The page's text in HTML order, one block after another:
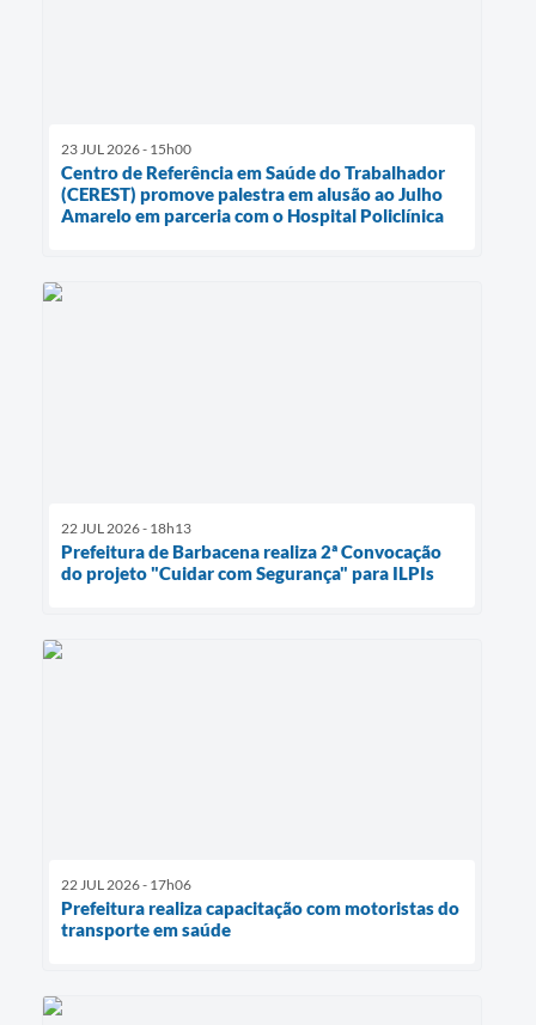
23 JUL 2026 - 15h00
Centro de Referência em Saúde do Trabalhador
(CEREST) promove palestra em alusão ao Julho
Amarelo em parceria com o Hospital Policlínica
22 JUL 2026 - 18h13
Prefeitura de Barbacena realiza 2ª Convocação
do projeto "Cuidar com Segurança" para ILPIs
22 JUL 2026 - 17h06
Prefeitura realiza capacitação com motoristas do
transporte em saúde